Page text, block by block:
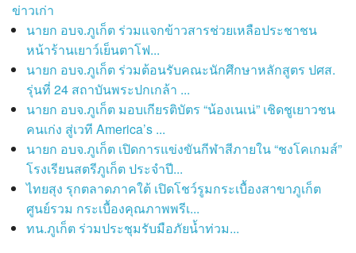
ข่าวเก่า
นายก อบจ.ภูเก็ต ร่วมแจกข้าวสารช่วยเหลือประชาชน
หน้าร้านเยาว์เย็นตาโฟ...
นายก อบจ.ภูเก็ต ร่วมต้อนรับคณะนักศึกษาหลักสูตร ปศส.
รุ่นที่ 24 สถาบันพระปกเกล้า ...
นายก อบจ.ภูเก็ต มอบเกียรติบัตร “น้องเนเน่” เชิดชูเยาวชน
คนเก่ง สู่เวที America’s ...
นายก อบจ.ภูเก็ต เปิดการแข่งขันกีฬาสีภายใน “ชงโคเกมส์”
โรงเรียนสตรีภูเก็ต ประจำปี...
ไทยสุง รุกตลาดภาคใต้ เปิดโชว์รูมกระเบื้องสาขาภูเก็ต
ศูนย์รวม กระเบื้องคุณภาพพรีเ...
ทน.ภูเก็ต ร่วมประชุมรับมือภัยน้ำท่วม...